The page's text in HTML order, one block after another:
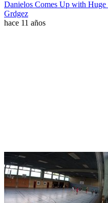
Danielos Comes Up with
Grdgez
hace 11 años